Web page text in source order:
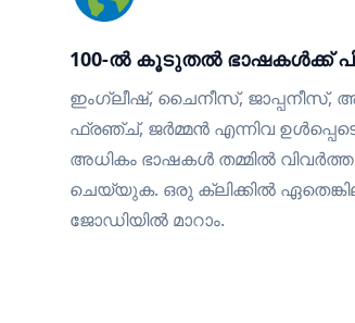
100-ൽ കൂടുതൽ ഭാഷകൾക്ക്
ഇംഗ്ലീഷ്, ചൈനീസ്, ജാപ്പനീസ്,
ഫ്രഞ്ച്, ജർമ്മൻ എന്നിവ
അധികം ഭാഷകൾ തമ്മിൽ
ചെയ്യുക. ഒരു ക്ലിക്കിൽ
ജോഡിയിൽ മാറാം.